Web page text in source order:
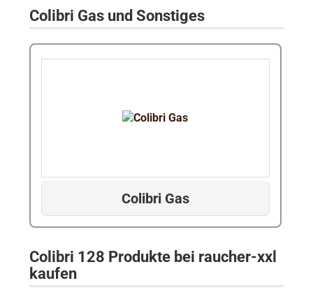
Colibri Gas und Sonstiges
Colibri Gas
Colibri 128 Produkte bei raucher-xxl
kaufen